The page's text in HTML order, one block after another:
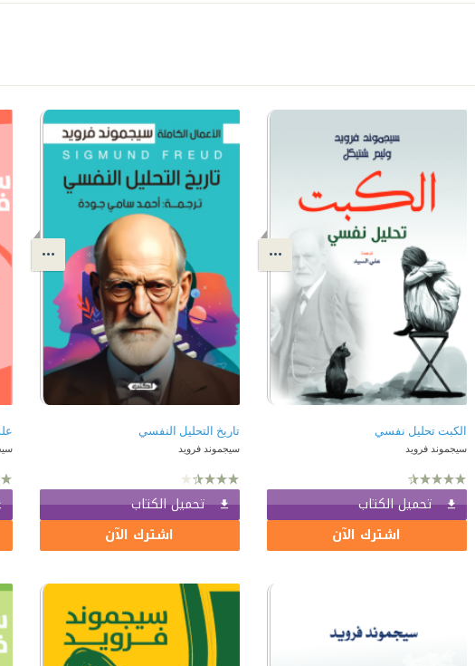
الكبت تحليل نفسي
سيجموند فرويد
تحميل الكتاب
اشترك الآن
تاريخ التحليل النفسي
سيجموند فرويد
تحميل الكتاب
اشترك الآن